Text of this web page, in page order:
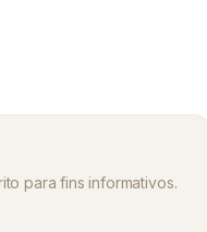
para fins informativos.